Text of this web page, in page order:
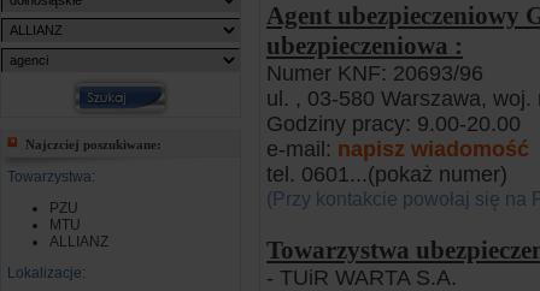
Najczciej poszukiwane:
Towarzystwa:
PZU
MTU
ALLIANZ
Lokalizacje:
Agent ubezpieczeniowy
ubezpieczeniowa :
Numer KNF: 20693/96
ul. , 03-580 Warszawa, woj.
Godziny pracy: 9.00-20.00
e-mail: napisz wiadomość
tel. 0601...(pokaż numer)
(Przy kontakcie powołaj się na
Towarzystwa
- TUiR WARTA S.A.